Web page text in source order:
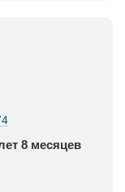
8 месяцев